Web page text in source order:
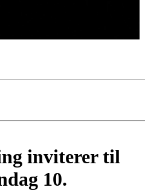
inviterer til
10.